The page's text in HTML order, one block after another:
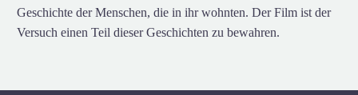
Geschichte der Menschen, die in ihr wohnten. Der Film ist der
Versuch einen Teil dieser Geschichten zu bewahren.